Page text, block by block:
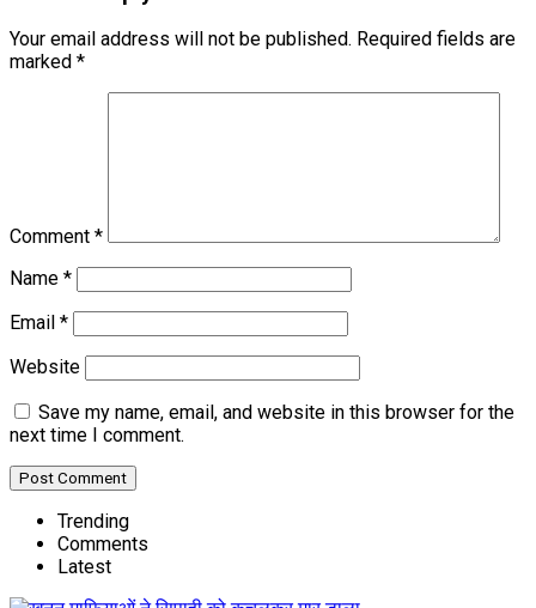
Your email address will not be published. Required fields are
marked *
Comment *
Name *
Email *
Website
Save my name, email, and website in this browser for the
next time I comment.
Trending
Comments
Latest